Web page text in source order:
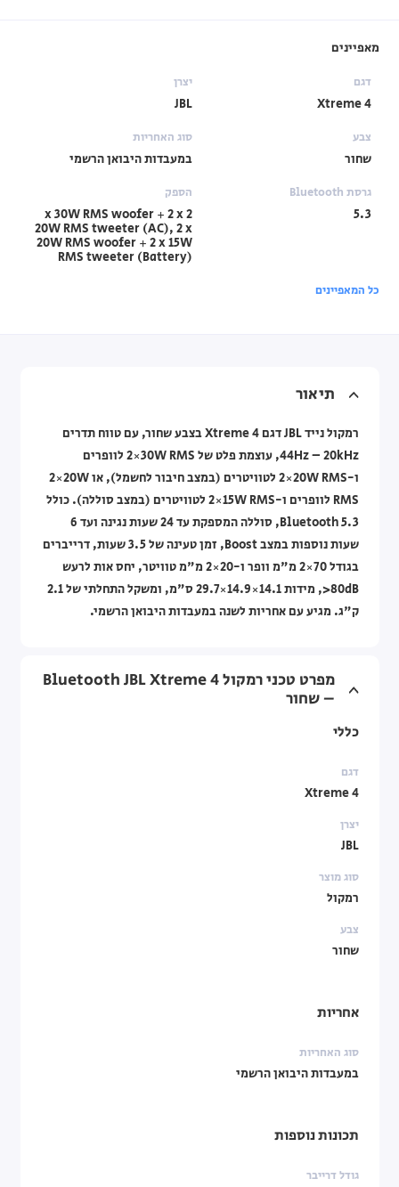
מאפיינים
דגם
Xtreme 4
יצרן
JBL
צבע
שחור
סוג האחריות
במעבדות היבואן הרשמי
גרסת Bluetooth
5.3
הספק
2 x 30W RMS woofer + 2 x
20W RMS tweeter (AC), 2 x
20W RMS woofer + 2 x 15W
RMS tweeter (Battery)
כל המאפיינים
תיאור
רמקול נייד JBL דגם Xtreme 4 בצבע שחור, עם טווח תדרים
‎44Hz – 20kHz‎, עוצמת פלט של ‎2×30W RMS‎ לוופרים
ו-‎2×20W RMS‎ לטוויטרים (במצב חיבור לחשמל), או ‎2×20W
RMS‎ לוופרים ו-‎2×15W RMS‎ לטוויטרים (במצב סוללה). כולל
Bluetooth 5.3, סוללה המספקת עד 24 שעות נגינה ועד 6
שעות נוספות במצב Boost, זמן טעינה של 3.5 שעות, דרייברים
בגודל ‎2×70 מ"מ וופר‎ ו-‎2×20 מ"מ טוויטר‎, יחס אות לרעש
‎>80dB‎, מידות ‎29.7×14.9×14.1 ס"מ‎, ומשקל התחלתי של ‎2.1
ק"ג‎. מגיע עם אחריות לשנה במעבדות היבואן הרשמי.
מפרט טכני רמקול Bluetooth JBL Xtreme 4
– שחור
כללי
דגם
Xtreme 4
יצרן
JBL
סוג מוצר
רמקול
צבע
שחור
אחריות
סוג האחריות
במעבדות היבואן הרשמי
תכונות נוספות
גודל דרייבר